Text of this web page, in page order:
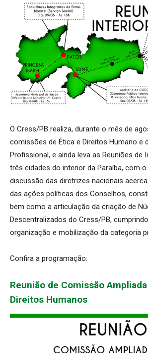
O Cress/PB realiza, durante o mês de
comissões de Ética e Direitos Humano e
Profissional, e ainda leva as Reuniões de
três cidades do interior da Paraíba, com
discussão das diretrizes nacionais
das ações políticas dos Conselhos,
bem como a articulação da criação de
Descentralizados do Cress/PB,
organização e mobilização da categoria
Confira a programação:
Reunião de Comissão
Direitos Humanos